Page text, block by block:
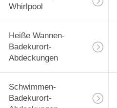
Whirlpool
Heiße Wannen-
Badekurort-
Abdeckungen
Schwimmen-
Badekurort-